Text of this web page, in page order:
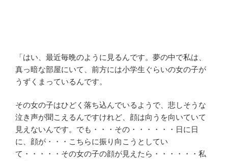
「はい、最近毎晩のように見るんです。夢の中で私は、
真っ暗な部屋にいて、前方には小学生ぐらいの女の子が
うずくまっているんです。
その女の子はひどく落ち込んでいるようで、悲しそうな
泣き声が聞こえるんですけれど、顔は向うを向いていて
見えないんです。でも・・・その・・・・・・日に日
に、顔が・・・こちらに振り向こうとしてい
て・・・・・その女の子の顔が見えたら・・・・・・私